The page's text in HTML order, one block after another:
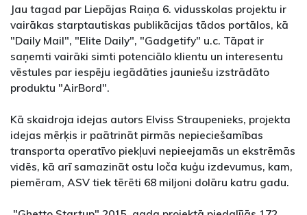
Jau tagad par Liepājas Raiņa 6. vidusskolas projektu ir
vairākas starptautiskas publikācijas tādos portālos, kā
"Daily Mail", "Elite Daily", "Gadgetify" u.c. Tāpat ir
saņemti vairāki simti potenciālo klientu un interesentu
vēstules par iespēju iegādāties jauniešu izstrādāto
produktu "AirBord".
Kā skaidroja idejas autors Elviss Straupenieks, projekta
idejas mērķis ir paātrināt pirmās nepieciešamības
transporta operatīvo piekļuvi nepieejamās un ekstrēmās
vidēs, kā arī samazināt ostu loča kuģu izdevumus, kam,
piemēram, ASV tiek tērēti 68 miljoni dolāru katru gadu.